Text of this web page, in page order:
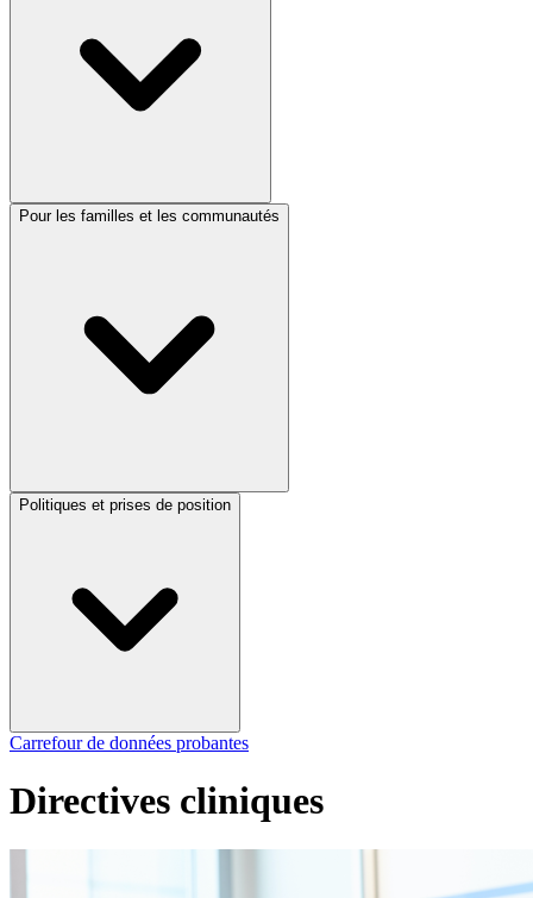
Pour les familles et les communautés
Politiques et prises de position
Carrefour de données probantes
Directives cliniques